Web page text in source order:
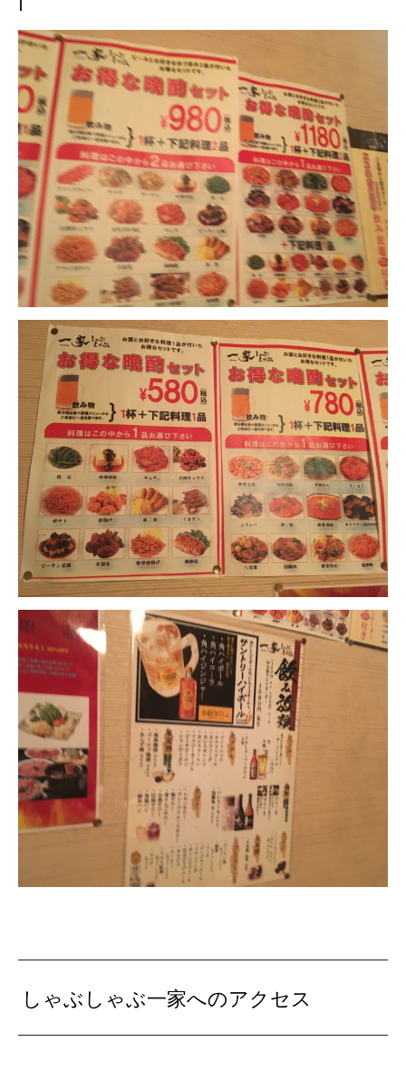
しゃぶしゃぶ一家へのアクセス